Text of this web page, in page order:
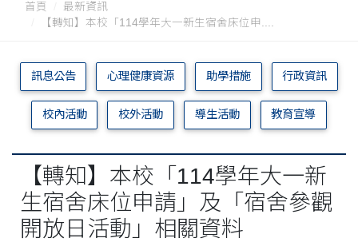
首頁
最新資訊
【轉知】本校「114學年大一新生宿舍床位申....
訊息公告 心理健康資源 助學措施 行政資訊
校內活動 校外活動 導生活動 教育宣導
【轉知】本校「114學年大一新
生宿舍床位申請」及「宿舍參觀
開放日活動」相關資料